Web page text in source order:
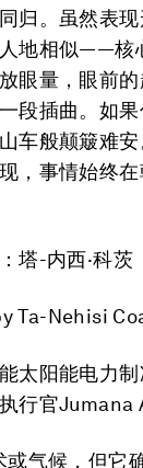
归。虽然表
地相似——核
眼量，眼前
段插曲。如
车般颠簸难
，事情始终
塔-内西·科茨
Ta-Nehisi
太阳能电力
行官Jumana
或气候，但它